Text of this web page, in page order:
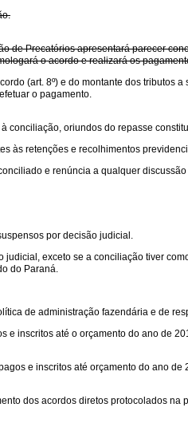
Precatórios apresentará parecer
o acordo e realizará os
(art. 8º) e do montante dos
o pagamento.
oriundos do repasse
às retenções e recolhimentos
e renúncia a qualquer
por decisão judicial.
exceto se a conciliação tiver
do Paraná.
de administração fazendária e de
inscritos até o orçamento do ano de
e inscritos até orçamento do ano
dos acordos diretos protocolados